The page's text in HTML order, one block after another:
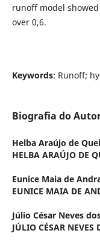
runoff model
over 0,6.
Keywords: Runoff;
Biografia do
Helba Araújo de
HELBA ARAÚJO DE
Eunice Maia de
EUNICE MAIA DE
Júlio César Neves
JÚLIO CÉSAR NEVES